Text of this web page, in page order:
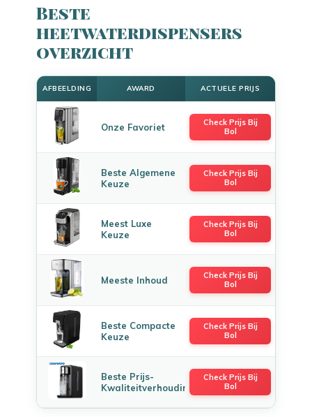
Beste
heetwaterdispensers
overzicht
AFBEELDING AWARD ACTUELE PRIJS
Onze Favoriet
Check Prijs Bij
Bol
Beste Algemene
Keuze
Check Prijs Bij
Bol
Meest Luxe
Keuze
Check Prijs Bij
Bol
Meeste Inhoud
Check Prijs Bij
Bol
Beste Compacte
Keuze
Check Prijs Bij
Bol
Beste Prijs-
Kwaliteitverhouding
Check Prijs Bij
Bol